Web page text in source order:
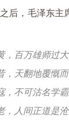
后，毛泽东
，百万雄师过大
，天翻地覆慨而
，不可沽名学霸
，人间正道是沧